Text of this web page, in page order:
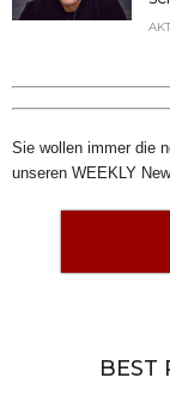
Sie wollen immer die
unseren WEEKLY
BEST